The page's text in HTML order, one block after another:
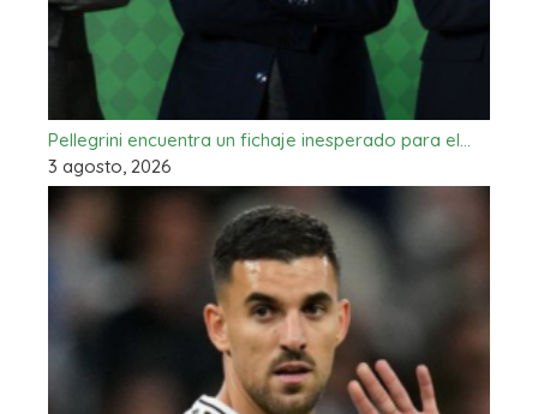
Pellegrini encuentra un fichaje inesperado para el…
3 agosto, 2026